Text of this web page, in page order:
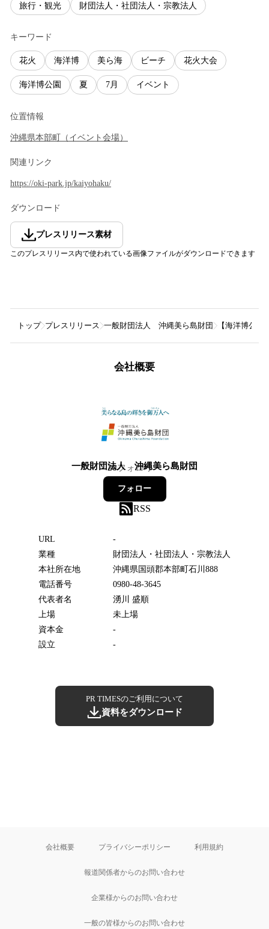
旅行・観光 財団法人・社団法人・宗教法人
キーワード
花火 海洋博 美ら海 ビーチ 花火大会
海洋博公園 夏 7月 イベント
位置情報
沖縄県本部町 （ イベント会場）
関連リンク
https://oki-park.jp/kaiyohaku/
ダウンロード
プレスリリース素材
このプレスリリース内で使われている画像ファイルがダウンロードできます
トップ プレスリリース 一般財団法人 沖縄美ら島財団 【海洋博公
会社概要
一般財団法人 沖縄美ら島財団
20フォロワー
フォロー
RSS
URL
-
業種
財団法人・社団法人・宗教法人
本社所在地
沖縄県国頭郡本部町石川888
電話番号
0980-48-3645
代表者名
湧川 盛順
上場
未上場
資本金
-
設立
-
PR TIMESのご利用について
資料をダウンロード
会社概要 プライバシーポリシー 利用規約
報道関係者からのお問い合わせ
企業様からのお問い合わせ
一般の皆様からのお問い合わせ